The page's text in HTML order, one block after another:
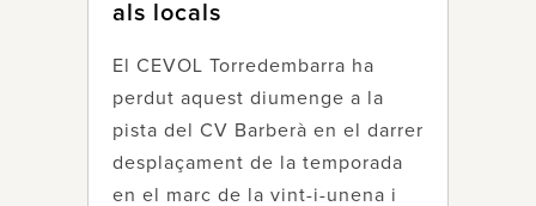
als locals
El CEVOL Torredembarra ha
perdut aquest diumenge a la
pista del CV Barberà en el darrer
desplaçament de la temporada
en el marc de la vint-i-unena i